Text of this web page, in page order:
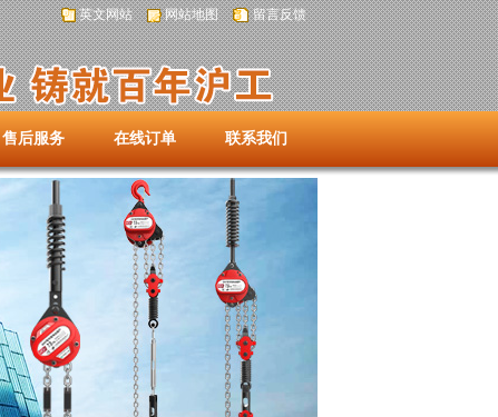
英文网站 网站地图 留言反馈
售后服务 在线订单 联系我们